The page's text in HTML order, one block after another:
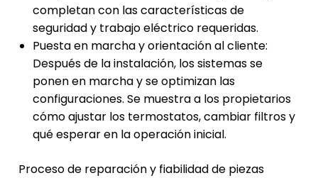
completan con las características de
seguridad y trabajo eléctrico requeridas.
Puesta en marcha y orientación al cliente:
Después de la instalación, los sistemas se
ponen en marcha y se optimizan las
configuraciones. Se muestra a los propietarios
cómo ajustar los termostatos, cambiar filtros y
qué esperar en la operación inicial.
Proceso de reparación y fiabilidad de piezas